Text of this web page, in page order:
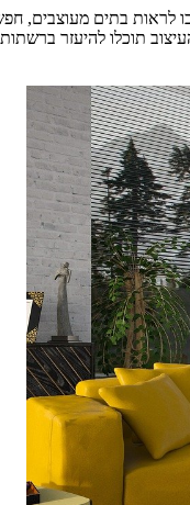
בתים מעוצבים,
תוכלו להיעזר